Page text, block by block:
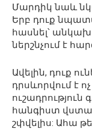
Մարդիկ նաև
Երբ դուք
հասնել՝
ներշնչում է
Ավելին, դուք
դրսևորվում է
ուշադրություն
հանգիստ
շփվելիս: Ահա